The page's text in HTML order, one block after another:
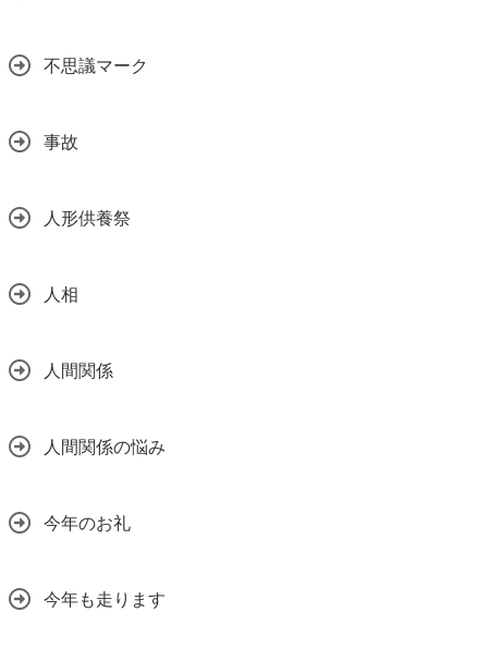
不思議マーク
事故
人形供養祭
人相
人間関係
人間関係の悩み
今年のお礼
今年も走ります